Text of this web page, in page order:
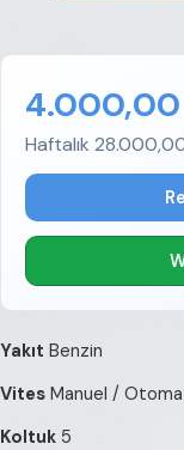
Haftalık
Yakıt Benzin
Vites Manuel /
Koltuk 5